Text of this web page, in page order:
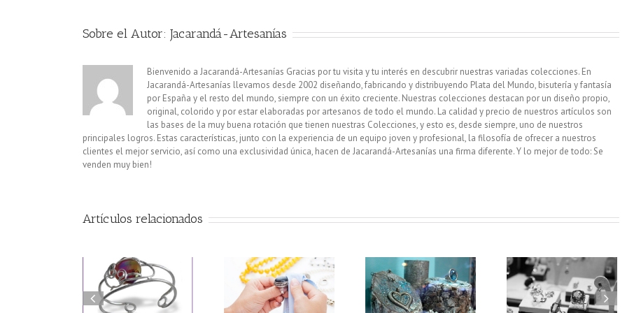
Sobre el Autor: Jacarandá-Artesanías
Bienvenido a Jacarandá-Artesanías Gracias por tu visita y tu interés en descubrir nuestras variadas colecciones. En
Jacarandá-Artesanías llevamos desde 2002 diseñando, fabricando y distribuyendo Plata del Mundo, bisutería y fantasía
por España y el resto del mundo, siempre con un éxito creciente. Nuestras colecciones destacan por un diseño propio,
original, colorido y por estar elaboradas por artesanos de todo el mundo. La calidad y precio de nuestros artículos son
las bases de la muy buena rotación que tienen nuestras Colecciones, y esto es, desde siempre, uno de nuestros
principales logros. Estas características, junto con la experiencia de un equipo joven y profesional, la filosofía de ofrecer a nuestros
clientes el mejor servicio, así como una exclusividad única, hacen de Jacarandá-Artesanías una firma diferente. Y lo mejor de todo: Se
venden muy bien!
Artículos relacionados
EL CUIDADO DE LA
CONSEJOS SOBRE
COMO EXPONER
El escaparate de una
tienda como elemento
Llegan las